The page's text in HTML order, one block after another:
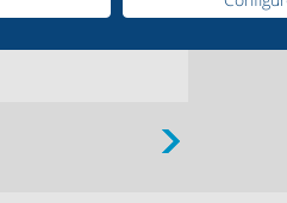
Plus d'information